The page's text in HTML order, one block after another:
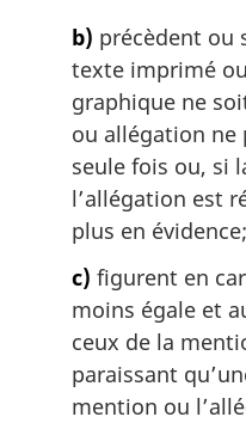
b) précèdent ou
texte imprimé
graphique ne
ou allégation ne
seule fois ou, si
l’allégation est
plus en évidence;
c) figurent en
moins égale et
ceux de la
paraissant
mention ou